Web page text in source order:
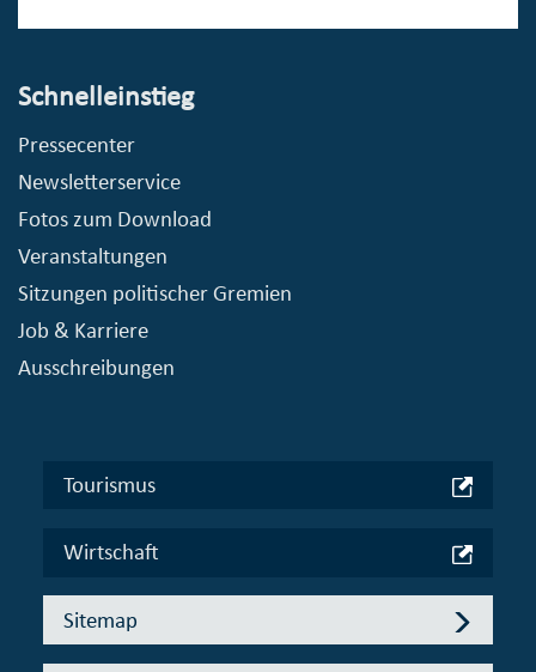
Schnelleinstieg
Pressecenter
Newsletterservice
Fotos zum Download
Veranstaltungen
Sitzungen politischer Gremien
Job & Karriere
Ausschreibungen
Tourismus
Wirtschaft
Sitemap